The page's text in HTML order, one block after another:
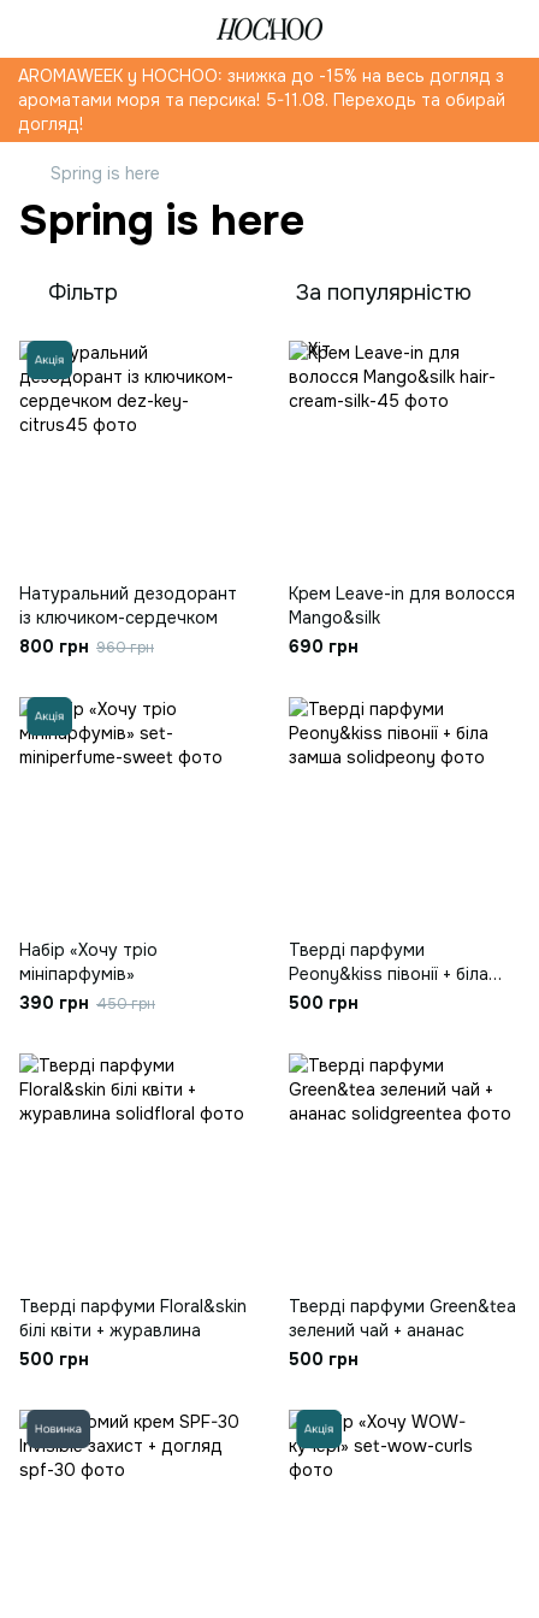
AROMAWEEK y HOCHOO: знижка до -15% на весь догляд з
ароматами моря та персика! 5-11.08. Переходь та обирай
догляд!
Spring is here
Spring is here
Фільтр За популярністю
Натуральний дезодорант
із ключиком-сердечком
800 грн 960 грн
Крем Leave-in для волосся
Mango&silk
690 грн
Набір «Хочу тріо
мініпарфумів»
390 грн 450 грн
Тверді парфуми
Peony&kiss півонії + біла
замша
500 грн
Тверді парфуми Floral&skin
білі квіти + журавлина
500 грн
Тверді парфуми Green&tea
зелений чай + ананас
500 грн